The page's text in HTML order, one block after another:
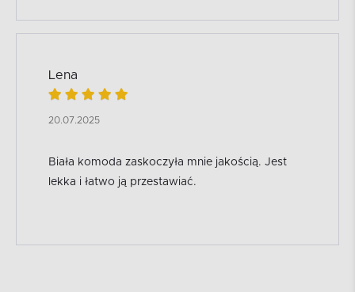
Lena
20.07.2025
Biała komoda zaskoczyła mnie jakością. Jest
lekka i łatwo ją przestawiać.